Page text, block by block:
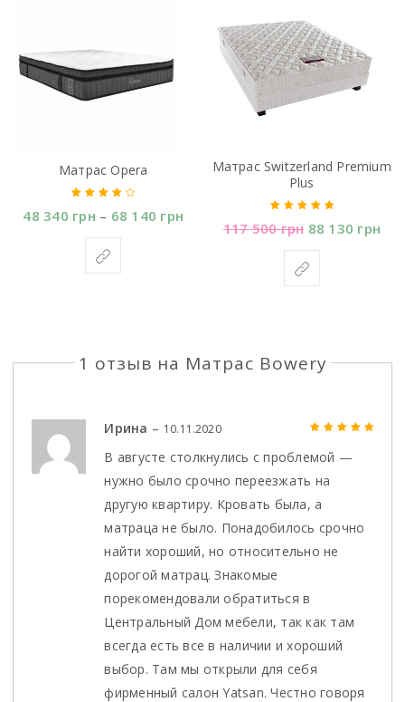
Матрас Opera
Оценка4.00
48 340 грн – 68 140 грн
Матраc Switzerland Premium
Plus
Оценка5.00
117 500грн 88 130 грн
1 отзыв на Матрас Bowery
Оценка
Ирина – 10.11.2020
В августе столкнулись с проблемой —
нужно было срочно переезжать на
другую квартиру. Кровать была, а
матраца не было. Понадобилось срочно
найти хороший, но относительно не
дорогой матрац. Знакомые
порекомендовали обратиться в
Центральный Дом мебели, так как там
всегда есть все в наличии и хороший
выбор. Там мы открыли для себя
фирменный салон Yatsan. Честно говоря